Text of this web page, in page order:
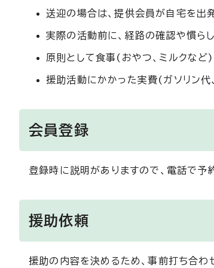
送迎の場合は、提供会員が自宅を出
実際の活動前に、経路の確認や慣ら
原則として食事(おやつ、ミルクなど)
援助活動にかかった実費(ガソリン代
会員登録
登録時に説明がありますので、電話で予
援助依頼
援助の内容を決めるため、事前打ち合わ